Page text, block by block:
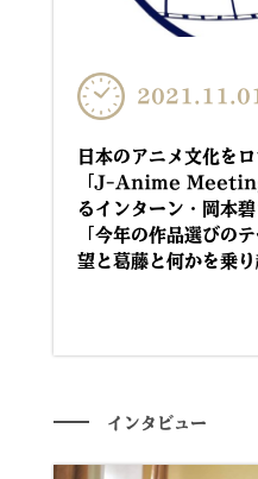
2021.11.01
日本のアニメ文化を
「J-Anime
るインターン・岡本
「今年の作品選びの
望と葛藤と何かを乗
インタビュー